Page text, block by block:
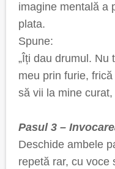
imagine mentală a
plata.
Spune:
„Îți dau drumul. Nu
meu prin furie,
să vii la mine
Pasul 3 –
Deschide ambele
repetă rar, cu voce